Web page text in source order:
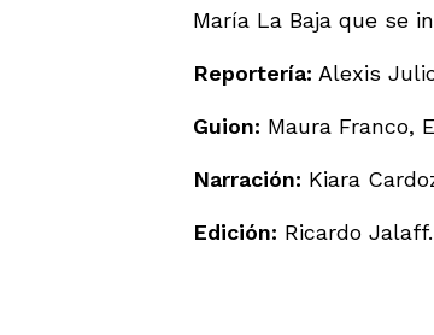
María La Baja que se
Reportería: Alexis
Guion: Maura Franco,
Narración: Kiara
Edición: Ricardo Jalaff.